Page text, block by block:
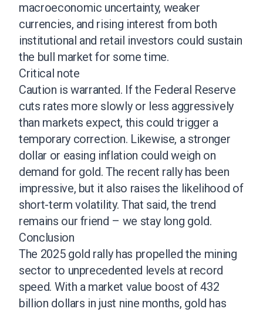
macroeconomic uncertainty, weaker
currencies, and rising interest from both
institutional and retail investors could sustain
the bull market for some time.
Critical note
Caution is warranted. If the Federal Reserve
cuts rates more slowly or less aggressively
than markets expect, this could trigger a
temporary correction. Likewise, a stronger
dollar or easing inflation could weigh on
demand for gold. The recent rally has been
impressive, but it also raises the likelihood of
short-term volatility. That said, the trend
remains our friend – we stay long gold.
Conclusion
The 2025 gold rally has propelled the mining
sector to unprecedented levels at record
speed. With a market value boost of 432
billion dollars in just nine months, gold has